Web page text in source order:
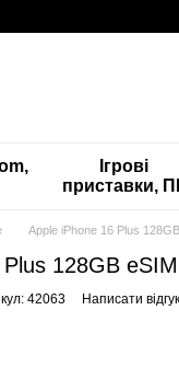
Ігрові
приставки,
Apple iPhone 16 Plus
128GB
42063 Написати відгук